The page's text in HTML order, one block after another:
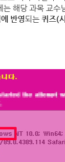
해당 과목 교수
반영되는 퀴즈(